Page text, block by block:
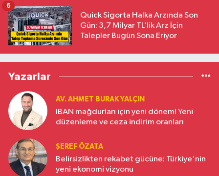
Quick Sigorta Halka Arzında Son
Gün: 3,7 Milyar TL’lik Arz İçin
Talepler Bugün Sona Eriyor
6
Yazarlar
AV. AHMET BURAK YALÇIN
IBAN mağdurları için yeni dönem! Yeni
düzenleme ve ceza indirim oranları
ŞEREF ÖZATA
Belirsizlikten rekabet gücüne: Türkiye'nin
yeni ekonomi vizyonu